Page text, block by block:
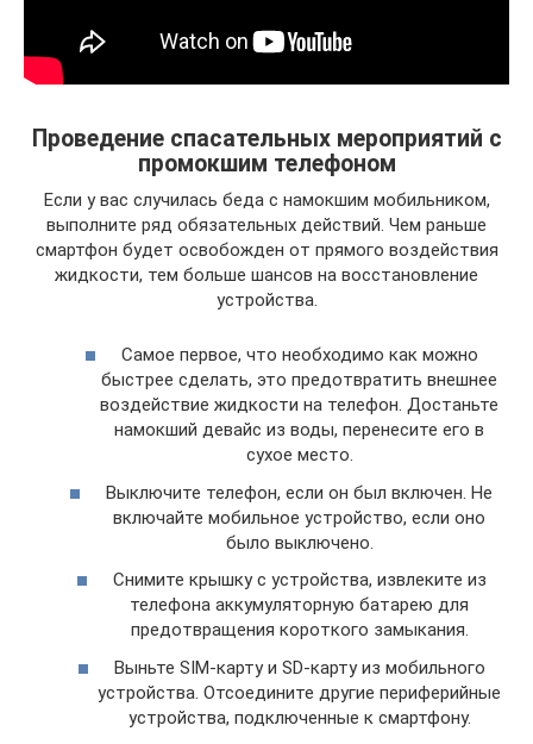
Проведение спасательных мероприятий с
промокшим телефоном
Если у вас случилась беда с намокшим мобильником,
выполните ряд обязательных действий. Чем раньше
смартфон будет освобожден от прямого воздействия
жидкости, тем больше шансов на восстановление
устройства.
Самое первое, что необходимо как можно
быстрее сделать, это предотвратить внешнее
воздействие жидкости на телефон. Достаньте
намокший девайс из воды, перенесите его в
сухое место.
Выключите телефон, если он был включен. Не
включайте мобильное устройство, если оно
было выключено.
Снимите крышку с устройства, извлеките из
телефона аккумуляторную батарею для
предотвращения короткого замыкания.
Выньте SIM-карту и SD-карту из мобильного
устройства. Отсоедините другие периферийные
устройства, подключенные к смартфону.